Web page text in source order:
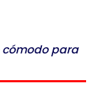
cómodo para